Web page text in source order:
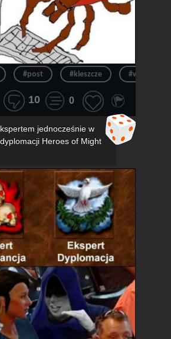
#post #kleszcze #wpis
10 0
jednocześnie w
Heroes of Might